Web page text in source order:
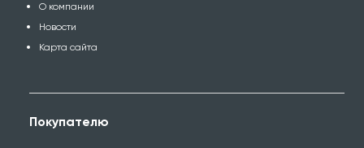
О компании
Новости
Карта сайта
Покупателю